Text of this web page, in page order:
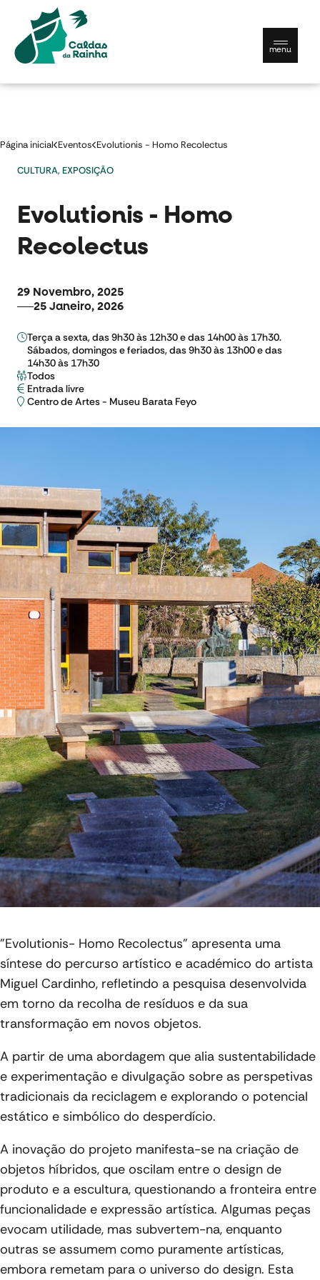
menu
Município
Contactos e serviços Documentos úteis
Português
Página inicial Eventos Evolutionis - Homo Recolectus
CULTURA, EXPOSIÇÃO
Evolutionis - Homo
Recolectus
29 Novembro, 2025
25 Janeiro, 2026
Terça a sexta, das 9h30 às 12h30 e das 14h00 às 17h30.
Sábados, domingos e feriados, das 9h30 às 13h00 e das
14h30 às 17h30
Todos
Entrada livre
Centro de Artes - Museu Barata Feyo
"Evolutionis- Homo Recolectus" apresenta uma
síntese do percurso artístico e académico do artista
Miguel Cardinho, refletindo a pesquisa desenvolvida
em torno da recolha de resíduos e da sua
transformação em novos objetos.
A partir de uma abordagem que alia sustentabilidade
e experimentação e divulgação sobre as perspetivas
tradicionais da reciclagem e explorando o potencial
estático e simbólico do desperdício.
A inovação do projeto manifesta-se na criação de
objetos híbridos, que oscilam entre o design de
produto e a escultura, questionando a fronteira entre
funcionalidade e expressão artística. Algumas peças
evocam utilidade, mas subvertem-na, enquanto
outras se assumem como puramente artísticas,
embora remetam para o universo do design. Esta